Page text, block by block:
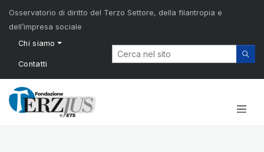
Osservatorio di diritto del Terzo Settore, della filantropia e
dell’impresa sociale
Chi siamo
Contatti